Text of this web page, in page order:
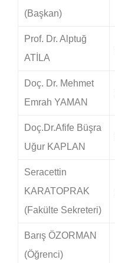
(Başkan)
Prof. Dr. Alptuğ
ATİLA
Doç. Dr. Mehmet
Emrah YAMAN
Doç.Dr.Afife Büşra
Uğur KAPLAN
Seracettin
KARATOPRAK
(Fakülte Sekreteri)
Barış ÖZORMAN
(Öğrenci)